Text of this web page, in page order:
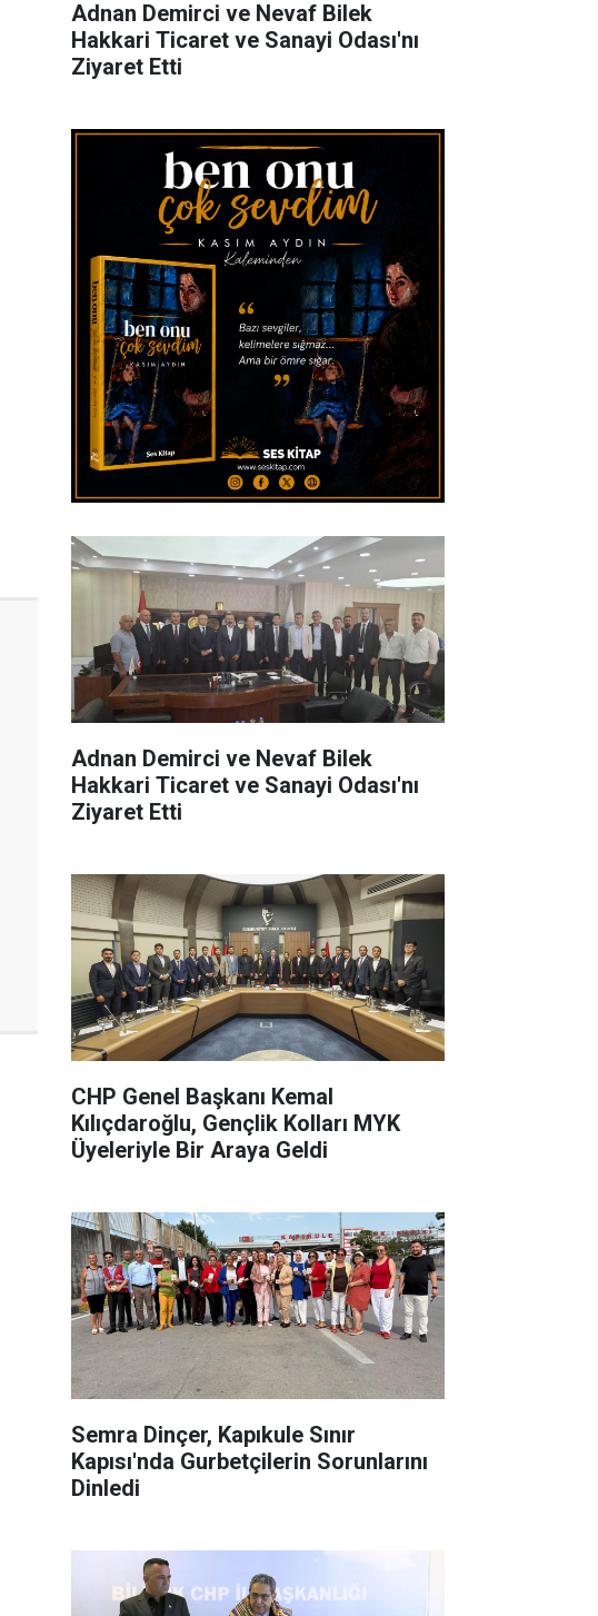
Adnan Demirci ve Nevaf Bilek
Hakkari Ticaret ve Sanayi Odası'nı
Ziyaret Etti
Adnan Demirci ve Nevaf Bilek
Hakkari Ticaret ve Sanayi Odası'nı
Ziyaret Etti
CHP Genel Başkanı Kemal
Kılıçdaroğlu, Gençlik Kolları MYK
Üyeleriyle Bir Araya Geldi
Semra Dinçer, Kapıkule Sınır
Kapısı'nda Gurbetçilerin Sorunlarını
Dinledi